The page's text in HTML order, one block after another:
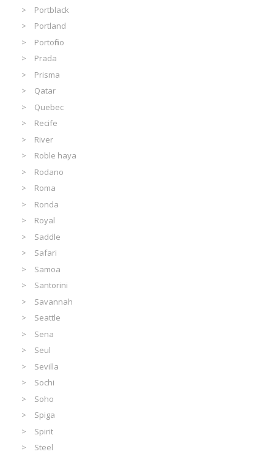
Portblack
Portland
Portofino
Prada
Prisma
Qatar
Quebec
Recife
River
Roble haya
Rodano
Roma
Ronda
Royal
Saddle
Safari
Samoa
Santorini
Savannah
Seattle
Sena
Seul
Sevilla
Sochi
Soho
Spiga
Spirit
Steel